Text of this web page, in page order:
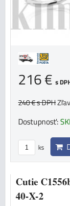
216 € s
240 €s DPH
Dostupnosť:
ks
Cutie
40-X-2